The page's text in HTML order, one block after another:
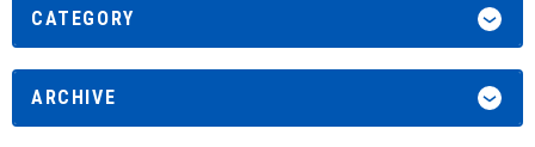
CATEGORY
ARCHIVE